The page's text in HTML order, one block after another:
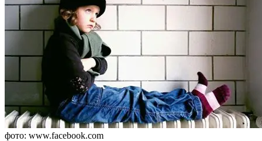
фото: www.facebook.com